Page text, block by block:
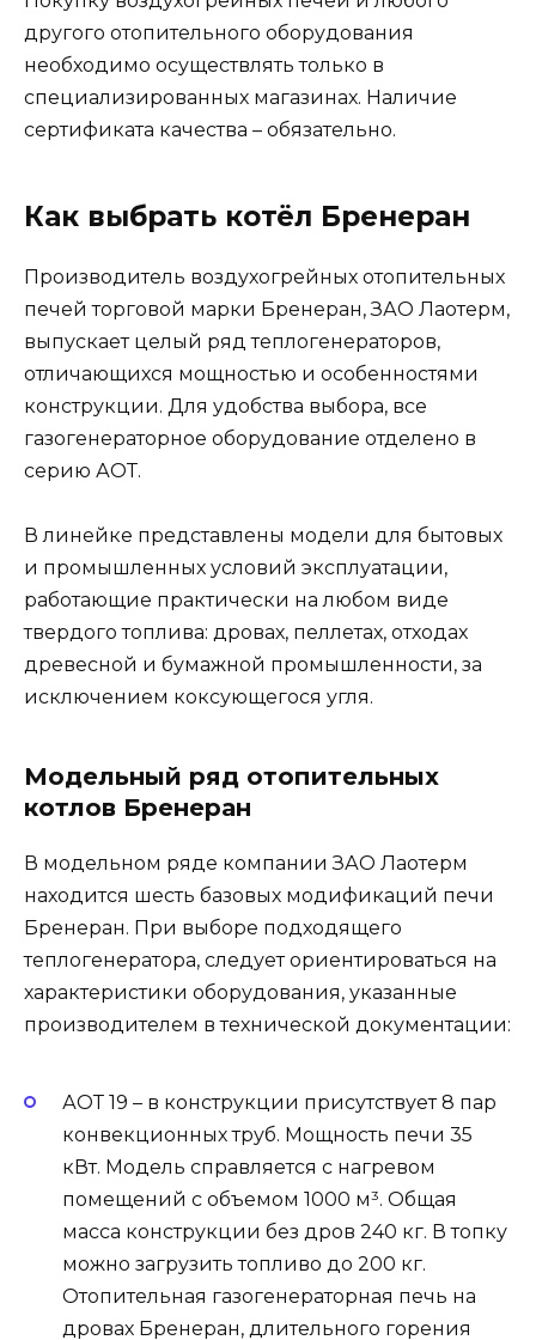
другого отопительного оборудования
необходимо осуществлять только в
специализированных магазинах. Наличие
сертификата качества – обязательно.
Как выбрать котёл Бренеран
Производитель воздухогрейных отопительных
печей торговой марки Бренеран, ЗАО Лаотерм,
выпускает целый ряд теплогенераторов,
отличающихся мощностью и особенностями
конструкции. Для удобства выбора, все
газогенераторное оборудование отделено в
серию АОТ.
В линейке представлены модели для бытовых
и промышленных условий эксплуатации,
работающие практически на любом виде
твердого топлива: дровах, пеллетах, отходах
древесной и бумажной промышленности, за
исключением коксующегося угля.
Модельный ряд отопительных
котлов Бренеран
В модельном ряде компании ЗАО Лаотерм
находится шесть базовых модификаций печи
Бренеран. При выборе подходящего
теплогенератора, следует ориентироваться на
характеристики оборудования, указанные
производителем в технической документации:
АОТ 19 – в конструкции присутствует 8 пар
конвекционных труб. Мощность печи 35
кВт. Модель справляется с нагревом
помещений с объемом 1000 м³. Общая
масса конструкции без дров 240 кг. В топку
можно загрузить топливо до 200 кг.
Отопительная газогенераторная печь на
дровах Бренеран, длительного горения